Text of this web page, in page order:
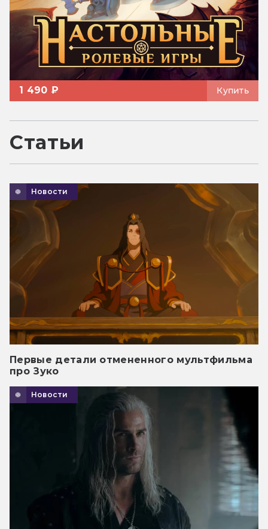
1 490 ₽ Купить
Статьи
Новости
Первые детали отмененного мультфильма
про Зуко
Новости